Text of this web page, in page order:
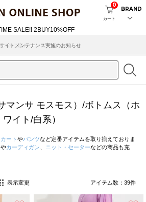
カート
0
BRAND
イトメンテナンス実施のお知らせ
マンサ モスモス）/ボトムス（ホ
ワイト/白系）
カート やパンツなど定番アイテムを取り揃えておりま
やカーディガン ニット・セーターなどの商品も充
表示変更 アイテム数： 39件